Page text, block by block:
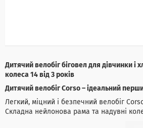
Дитячий велобіг біговел для дівчинки
колеса 14 від 3 років
Дитячий велобіг Corso – ідеальний
Легкий, міцний і безпечний велобіг
Складна нейлонова рама та надувні